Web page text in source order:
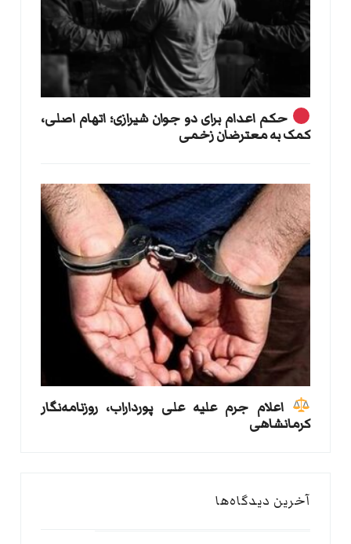
حکم اعدام برای دو جوان شیرازی؛ اتهام اصلی،
کمک به معترضان زخمی
اعلام جرم علیه علی پورداراب، روزنامه‌نگار
کرمانشاهی
آخرین دیدگاه‌ها